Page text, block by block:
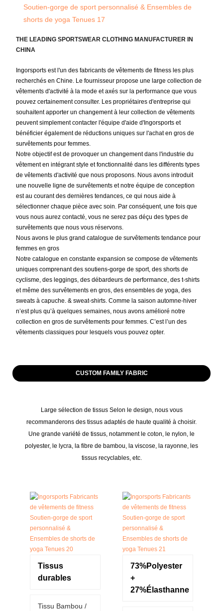
THE LEADING SPORTSWEAR CLOTHING MANUFACTURER IN
CHINA
Ingorsports est l'un des fabricants de vêtements de fitness les plus
recherchés en Chine. Le fournisseur propose une large collection de
vêtements d'activité à la mode et axés sur la performance que vous
pouvez certainement consulter. Les propriétaires d'entreprise qui
souhaitent apporter un changement à leur collection de vêtements
peuvent simplement contacter l'équipe d'aide d'Ingorsports et
bénéficier également de réductions uniques sur l'achat en gros de
survêtements pour femmes.
Notre objectif est de provoquer un changement dans l'industrie du
vêtement en intégrant style et fonctionnalité dans les différents types
de vêtements d'activité que nous proposons. Nous avons introduit
une nouvelle ligne de survêtements et notre équipe de conception
est au courant des dernières tendances, ce qui nous aide à
sélectionner chaque pièce avec soin. Par conséquent, une fois que
vous nous aurez contacté, vous ne serez pas déçu des types de
survêtements que nous vous réservons.
Nous avons le plus grand catalogue de survêtements tendance pour
femmes en gros
Notre catalogue en constante expansion se compose de vêtements
uniques comprenant des soutiens-gorge de sport, des shorts de
cyclisme, des leggings, des débardeurs de performance, des t-shirts
et même des survêtements en gros, des ensembles de yoga, des
sweats à capuche. & sweat-shirts. Comme la saison automne-hiver
n’est plus qu’à quelques semaines, nous avons amélioré notre
collection en gros de survêtements pour femmes. C’est l’un des
vêtements classiques pour lesquels vous pouvez opter.
CUSTOM FAMILY FABRIC
Large sélection de tissus Selon le design, nous vous
recommanderons des tissus adaptés de haute qualité à choisir.
Une grande variété de tissus, notamment le coton, le nylon, le
polyester, le lycra, la fibre de bambou, la viscose, la rayonne, les
tissus recyclables, etc.
Tissus
durables
Tissu Bambou /
73%Polyester
+
27%Élasthanne